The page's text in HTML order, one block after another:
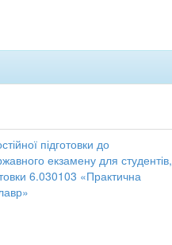
підготовки до
екзамену для студентів,
6.030103 «Практична